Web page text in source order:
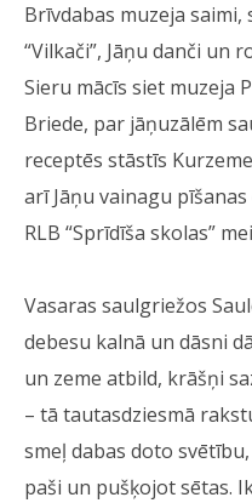
Brīvdabas muzeja
“Vilkači”, Jāņu danči un
Sieru mācīs siet muzeja
Briede, par jāņuzālēm
receptēs stāstīs
arī Jāņu vainagu
RLB “Sprīdīša skolas”
Vasaras saulgriežos
debesu kalnā un dāsni
un zeme atbild, krāšņi
– tā tautasdziesmā
smeļ dabas doto
paši un pušķojot sētas.